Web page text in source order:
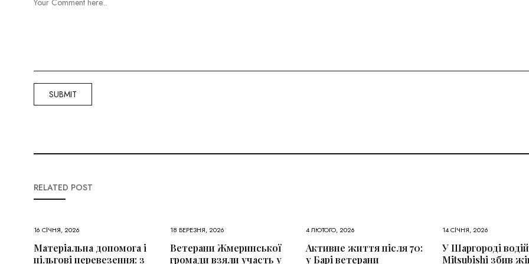
RELATED POST
16 СІЧНЯ, 2026
Матеріальна допомога і
пільгові перевезення: з
18 БЕРЕЗНЯ, 2026
Ветерани Жмеринської
громади взяли участь у
4 ЛЮТОГО, 2026
Активне життя після 70:
у Барі ветерани
14 СІЧНЯ, 2026
У Шаргороді водій
Mitsubishi збив